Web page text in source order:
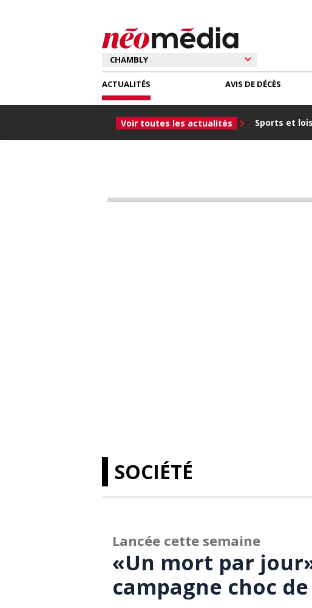
ACTUALITÉS
Voir toutes les actualités Sports et
AVIS DE DÉCÈS
SOCIÉTÉ
Lancée cette semaine
«Un mort par
campagne choc de